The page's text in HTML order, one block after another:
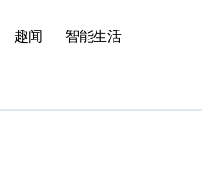
趣闻 智能生活